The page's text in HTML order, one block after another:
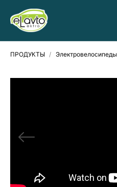
ПРОДУКТЫ Электровелосипеды